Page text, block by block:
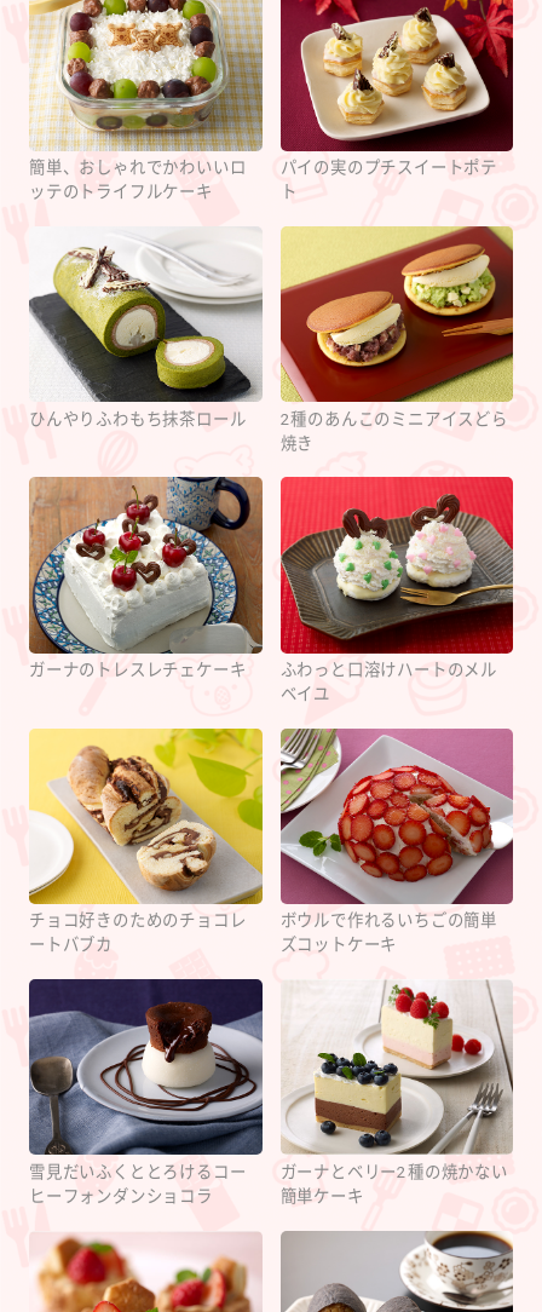
簡単、おしゃれでかわいいロ
ッテのトライフルケーキ
パイの実のプチスイートポテ
ト
ひんやりふわもち抹茶ロール
2種のあんこのミニアイスどら
焼き
ガーナのトレスレチェケーキ
ふわっと口溶けハートのメル
ベイユ
チョコ好きのためのチョコレ
ートバブカ
ボウルで作れるいちごの簡単
ズコットケーキ
雪見だいふくととろけるコー
ヒーフォンダンショコラ
ガーナとベリー2種の焼かない
簡単ケーキ